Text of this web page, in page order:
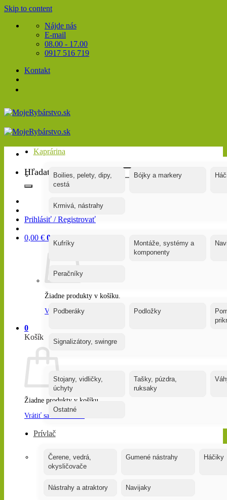
Skip to content
Nájde nás
E-mail
08.00 - 17.00
0917 516 719
Kontakt
Hľadať:
Prihlásiť / Registrovať
0,00 € 0
Žiadne produkty v košíku.
Vrátiť sa do obchodu
0
Košík
Žiadne produkty v košíku.
Vrátiť sa do obchodu
Kaprárina
Boilies, pelety, dipy,
cestá
Bójky a markery
Krmivá, nástrahy
Kufríky
Montáže, systémy a
komponenty
Peračníky
Podberáky Podložky
Signalizátory, swingre
Stojany, vidličky,
úchyty
Tašky, púzdra,
ruksaky
Ostatné
Prívlač
Čerene, vedrá,
okysličovače
Gumené nástrahy Háčiky
Nástrahy a atraktory Navijaky